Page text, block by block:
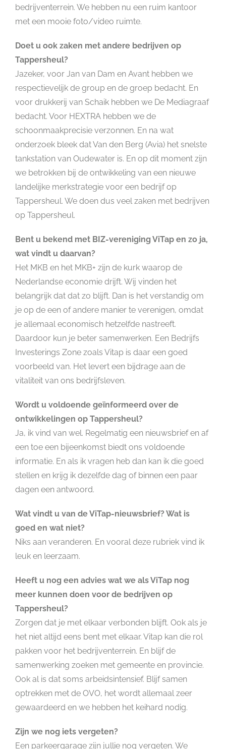
bedrijventerrein. We hebben nu een ruim kantoor
met een mooie foto/video ruimte.
Doet u ook zaken met andere bedrijven op
Tappersheul?
Jazeker, voor Jan van Dam en Avant hebben we
respectievelijk de group en de groep bedacht. En
voor drukkerij van Schaik hebben we De Mediagraaf
bedacht. Voor HEXTRA hebben we de
schoonmaakprecisie verzonnen. En na wat
onderzoek bleek dat Van den Berg (Avia) het snelste
tankstation van Oudewater is. En op dit moment zijn
we betrokken bij de ontwikkeling van een nieuwe
landelijke merkstrategie voor een bedrijf op
Tappersheul. We doen dus veel zaken met bedrijven
op Tappersheul.
Bent u bekend met BIZ-vereniging ViTap en zo ja,
wat vindt u daarvan?
Het MKB en het MKB+ zijn de kurk waarop de
Nederlandse economie drijft. Wij vinden het
belangrijk dat dat zo blijft. Dan is het verstandig om
je op de een of andere manier te verenigen, omdat
je allemaal economisch hetzelfde nastreeft.
Daardoor kun je beter samenwerken. Een Bedrijfs
Investerings Zone zoals Vitap is daar een goed
voorbeeld van. Het levert een bijdrage aan de
vitaliteit van ons bedrijfsleven.
Wordt u voldoende geïnformeerd over de
ontwikkelingen op Tappersheul?
Ja, ik vind van wel. Regelmatig een nieuwsbrief en af
een toe een bijeenkomst biedt ons voldoende
informatie. En als ik vragen heb dan kan ik die goed
stellen en krijg ik dezelfde dag of binnen een paar
dagen een antwoord.
Wat vindt u van de ViTap-nieuwsbrief? Wat is
goed en wat niet?
Niks aan veranderen. En vooral deze rubriek vind ik
leuk en leerzaam.
Heeft u nog een advies wat we als ViTap nog
meer kunnen doen voor de bedrijven op
Tappersheul?
Zorgen dat je met elkaar verbonden blijft. Ook als je
het niet altijd eens bent met elkaar. Vitap kan die rol
pakken voor het bedrijventerrein. En blijf de
samenwerking zoeken met gemeente en provincie.
Ook al is dat soms arbeidsintensief. Blijf samen
optrekken met de OVO, het wordt allemaal zeer
gewaardeerd en we hebben het keihard nodig.
Zijn we nog iets vergeten?
Een parkeergarage zijn jullie nog vergeten. We